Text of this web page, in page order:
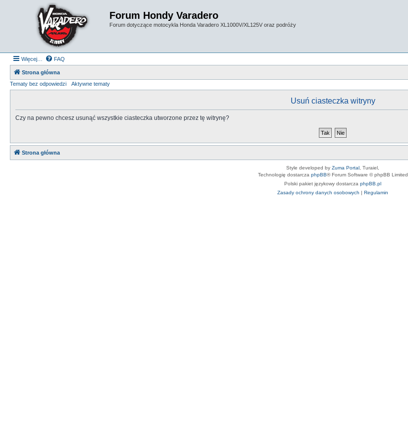
Forum Hondy Varadero
Forum dotyczące motocykla Honda Varadero XL1000V/XL125V oraz podróży
Więcej… FAQ
Strona główna
Tematy bez odpowiedzi
Aktywne tematy
Usuń ciasteczka witryny
Czy na pewno chcesz usunąć wszystkie ciasteczka utworzone przez tę witrynę?
Strona główna
Style developed by Zuma Portal , Turaiel,
Technologię dostarcza phpBB® Forum Software © phpBB Limited
Polski pakiet językowy dostarcza phpBB.pl
Zasady ochrony danych osobowych | Regulamin